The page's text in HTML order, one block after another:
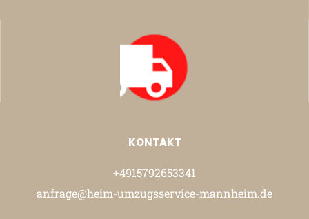
KONTAKT
+4915792653341
anfrage@heim-umzugsservice-mannheim.de